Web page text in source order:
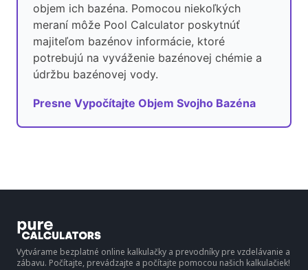
objem ich bazéna. Pomocou niekoľkých
meraní môže Pool Calculator poskytnúť
majiteľom bazénov informácie, ktoré
potrebujú na vyváženie bazénovej chémie a
údržbu bazénovej vody.
Presne Vypočítajte Objem Svojho Bazéna
Vytvárame bezplatné online kalkulačky a prevodníky pre vzdelávanie a
zábavu. Počítajte, prevádzajte a počítajte pomocou našich kalkulačiek!